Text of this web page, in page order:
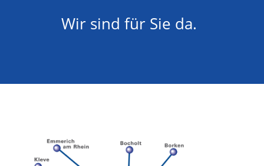
Wir sind für Sie da.